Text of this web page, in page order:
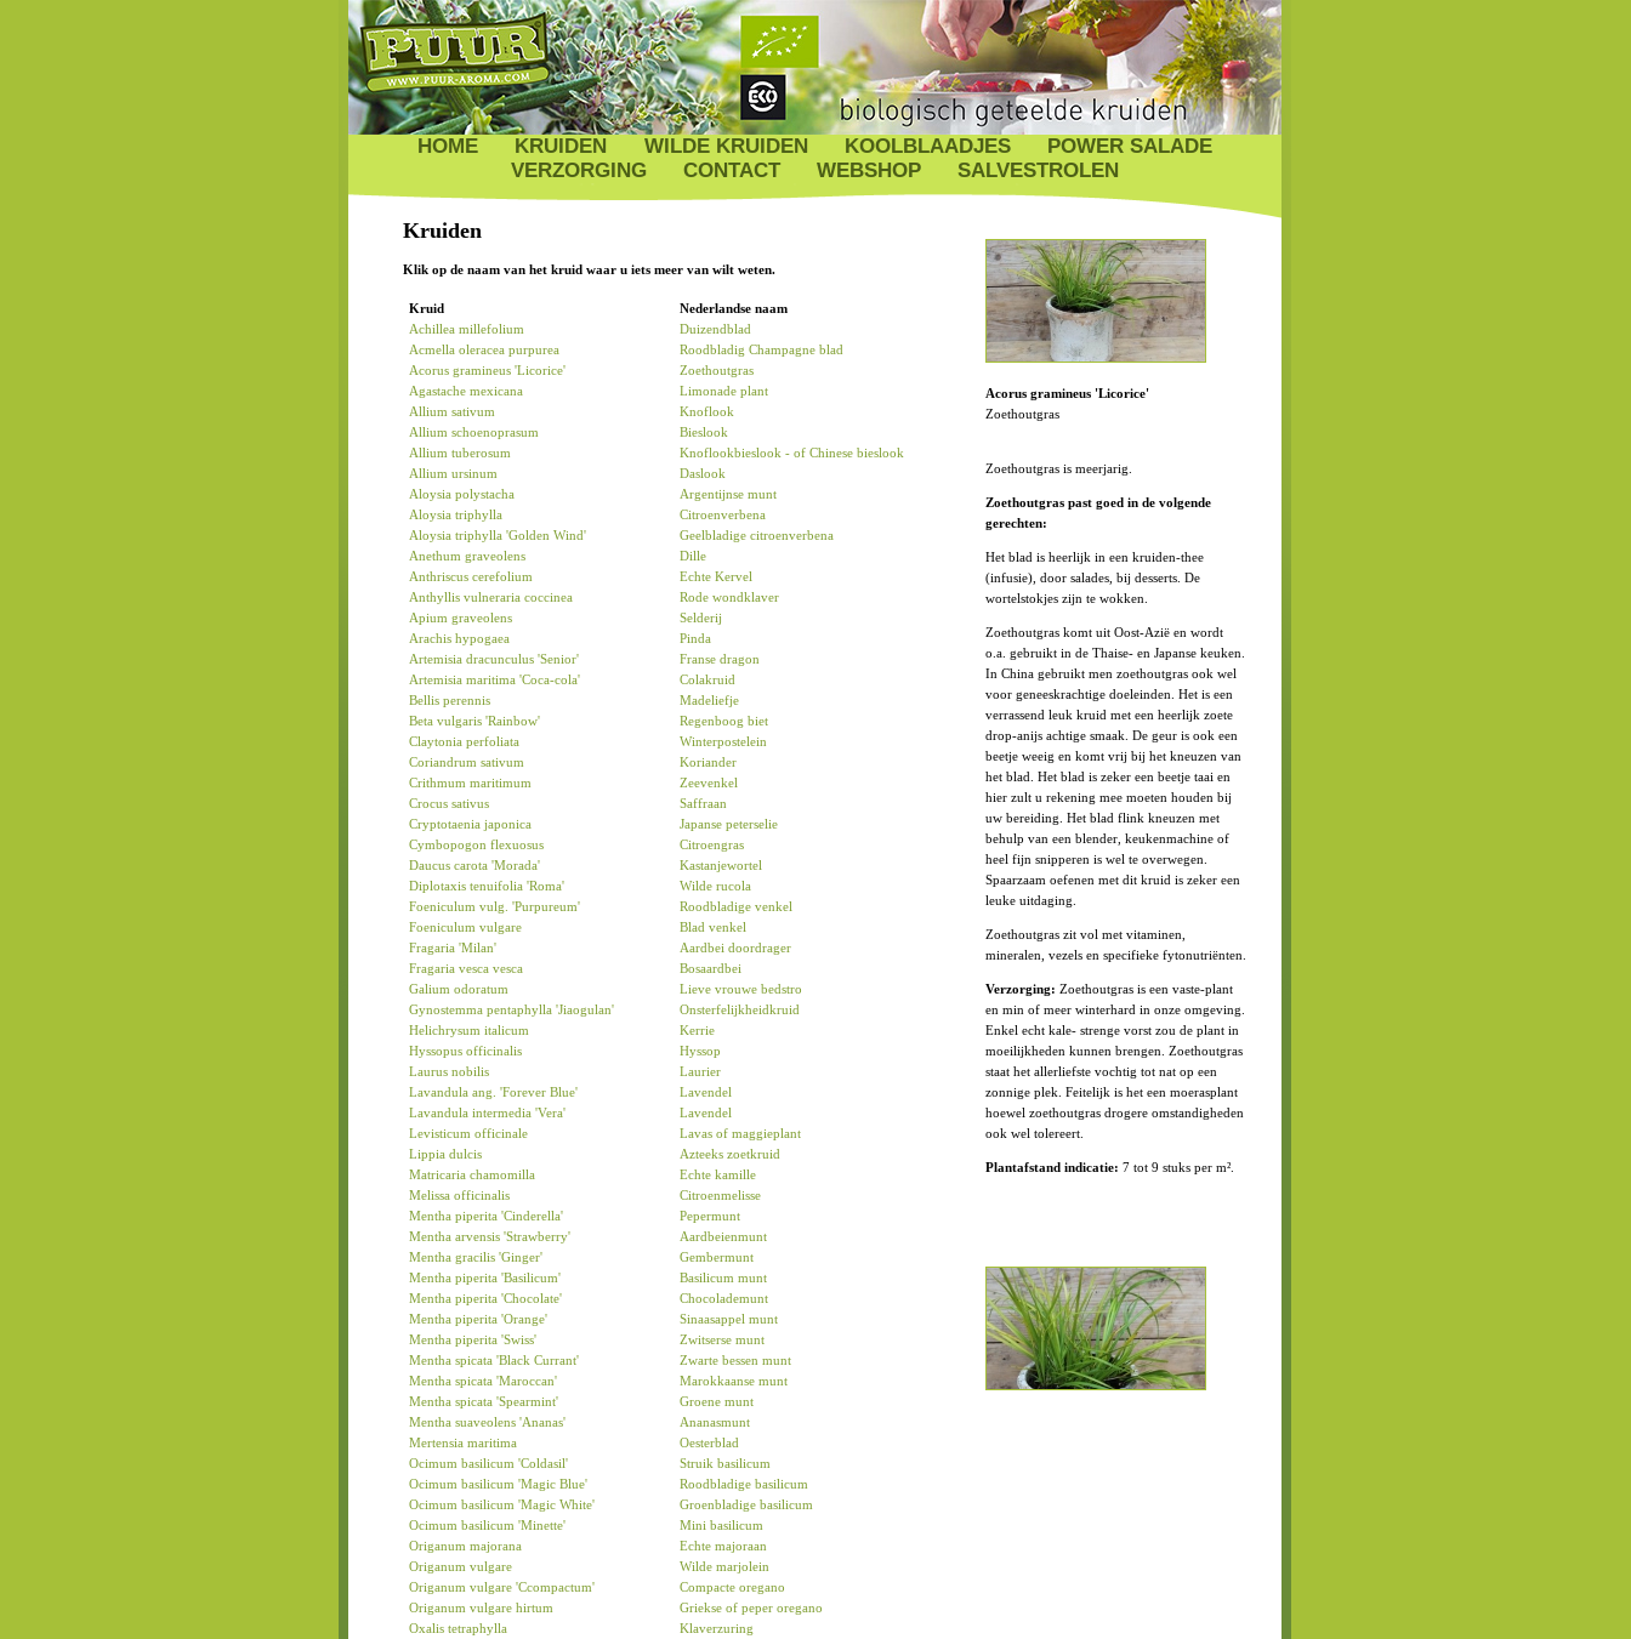
HOME KRUIDEN WILDE KRUIDEN KOOLBLAADJES
POWER SALADE
VERZORGING
CONTACT WEBSHOP SALVESTROLEN
Kruiden
Klik op de naam van het kruid waar u iets meer van wilt weten.
Kruid
Nederlandse naam
Achillea millefolium
Duizendblad
Acmella oleracea purpurea
Roodbladig Champagne blad
Acorus gramineus 'Licorice'
Zoethoutgras
Agastache mexicana
Limonade plant
Allium sativum
Knoflook
Allium schoenoprasum
Bieslook
Allium tuberosum
Knoflookbieslook - of Chinese bieslook
Allium ursinum
Daslook
Aloysia polystacha
Argentijnse munt
Aloysia triphylla
Citroenverbena
Aloysia triphylla 'Golden Wind'
Geelbladige citroenverbena
Anethum graveolens
Dille
Anthriscus cerefolium
Echte Kervel
Anthyllis vulneraria coccinea
Rode wondklaver
Apium graveolens
Selderij
Arachis hypogaea
Pinda
Artemisia dracunculus 'Senior'
Franse dragon
Artemisia maritima 'Coca-cola'
Colakruid
Bellis perennis
Madeliefje
Beta vulgaris 'Rainbow'
Regenboog biet
Claytonia perfoliata
Winterpostelein
Coriandrum sativum
Koriander
Crithmum maritimum
Zeevenkel
Crocus sativus
Saffraan
Cryptotaenia japonica
Japanse peterselie
Cymbopogon flexuosus
Citroengras
Daucus carota 'Morada'
Kastanjewortel
Diplotaxis tenuifolia 'Roma'
Wilde rucola
Foeniculum vulg. 'Purpureum'
Roodbladige venkel
Foeniculum vulgare
Blad venkel
Fragaria 'Milan'
Aardbei doordrager
Fragaria vesca vesca
Bosaardbei
Galium odoratum
Lieve vrouwe bedstro
Gynostemma pentaphylla 'Jiaogulan'
Onsterfelijkheidkruid
Helichrysum italicum
Kerrie
Hyssopus officinalis
Hyssop
Laurus nobilis
Laurier
Lavandula ang. 'Forever Blue'
Lavendel
Lavandula intermedia 'Vera'
Lavendel
Levisticum officinale
Lavas of maggieplant
Lippia dulcis
Azteeks zoetkruid
Matricaria chamomilla
Echte kamille
Melissa officinalis
Citroenmelisse
Mentha piperita 'Cinderella'
Pepermunt
Mentha arvensis 'Strawberry'
Aardbeienmunt
Mentha gracilis 'Ginger'
Gembermunt
Mentha piperita 'Basilicum'
Basilicum munt
Mentha piperita 'Chocolate'
Chocolademunt
Mentha piperita 'Orange'
Sinaasappel munt
Mentha piperita 'Swiss'
Zwitserse munt
Mentha spicata 'Black Currant'
Zwarte bessen munt
Mentha spicata 'Maroccan'
Marokkaanse munt
Mentha spicata 'Spearmint'
Groene munt
Mentha suaveolens 'Ananas'
Ananasmunt
Mertensia maritima
Oesterblad
Ocimum basilicum 'Coldasil'
Struik basilicum
Ocimum basilicum 'Magic Blue'
Roodbladige basilicum
Ocimum basilicum 'Magic White'
Groenbladige basilicum
Ocimum basilicum 'Minette'
Mini basilicum
Origanum majorana
Echte majoraan
Origanum vulgare
Wilde marjolein
Origanum vulgare 'Ccompactum'
Compacte oregano
Origanum vulgare hirtum
Griekse of peper oregano
Oxalis tetraphylla
Klaverzuring
Acorus gramineus 'Licorice'
Zoethoutgras
Zoethoutgras is meerjarig.
Zoethoutgras past goed in de volgende
gerechten:
Het blad is heerlijk in een kruiden-thee
(infusie), door salades, bij desserts. De
wortelstokjes zijn te wokken.
Zoethoutgras komt uit Oost-Azië en wordt
o.a. gebruikt in de Thaise- en Japanse keuken.
In China gebruikt men zoethoutgras ook wel
voor geneeskrachtige doeleinden. Het is een
verrassend leuk kruid met een heerlijk zoete
drop-anijs achtige smaak. De geur is ook een
beetje weeig en komt vrij bij het kneuzen van
het blad. Het blad is zeker een beetje taai en
hier zult u rekening mee moeten houden bij
uw bereiding. Het blad flink kneuzen met
behulp van een blender, keukenmachine of
heel fijn snipperen is wel te overwegen.
Spaarzaam oefenen met dit kruid is zeker een
leuke uitdaging.
Zoethoutgras zit vol met vitaminen,
mineralen, vezels en specifieke fytonutriënten.
Verzorging: Zoethoutgras is een vaste-plant
en min of meer winterhard in onze omgeving.
Enkel echt kale- strenge vorst zou de plant in
moeilijkheden kunnen brengen. Zoethoutgras
staat het allerliefste vochtig tot nat op een
zonnige plek. Feitelijk is het een moerasplant
hoewel zoethoutgras drogere omstandigheden
ook wel tolereert.
Plantafstand indicatie: 7 tot 9 stuks per m².